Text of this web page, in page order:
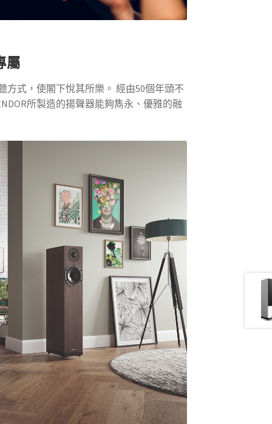
屬
方式，使閣下悅其所樂。 經由50個年頭不
所製造的揚聲器能夠雋永、優雅的融